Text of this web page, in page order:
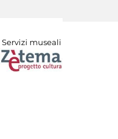
Servizi museali